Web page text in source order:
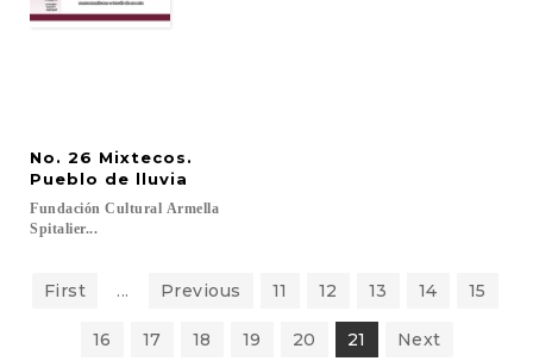
No. 26 Mixtecos.
Pueblo de lluvia
Fundación Cultural Armella
Spitalier...
First ... Previous 11 12 13 14 15
16 17 18 19 20 21 Next